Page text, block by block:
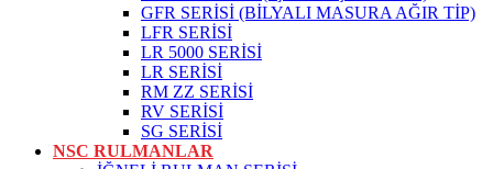
GFR SERİSİ (BİLYALI MASURA AĞIR TİP)
LFR SERİSİ
LR 5000 SERİSİ
LR SERİSİ
RM ZZ SERİSİ
RV SERİSİ
SG SERİSİ
NSC RULMANLAR